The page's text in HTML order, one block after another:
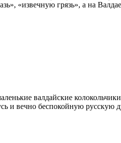
«извечную грязь», а на
валдайские
и вечно беспокойную русскую